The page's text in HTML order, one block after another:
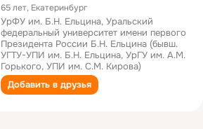
65 лет, Екатеринбург
УрФУ им. Б.Н. Ельцина, Уральский
федеральный университет имени первого
Президента России Б.Н. Ельцина (бывш.
УГТУ-УПИ им. Б.Н. Ельцина, УрГУ им. А.М.
Горького, УПИ им. С.М. Кирова)
Добавить в друзья